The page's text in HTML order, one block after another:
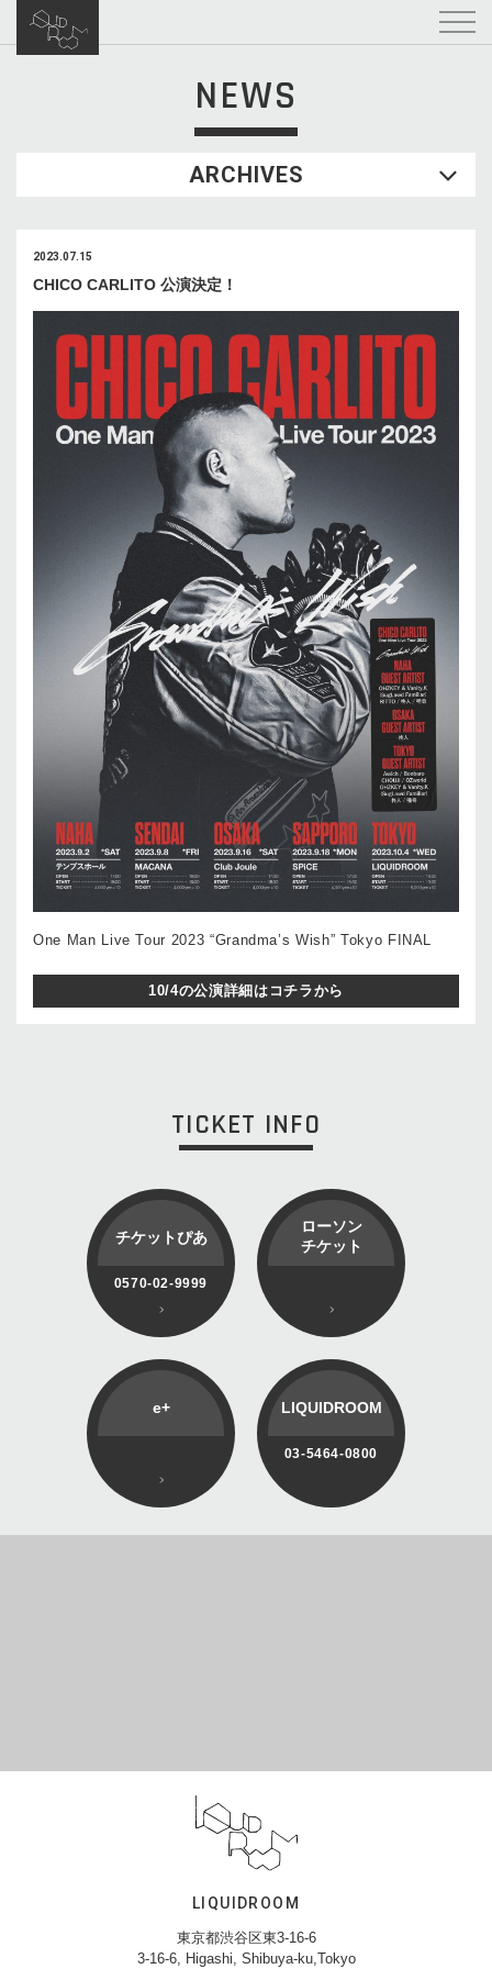
NEWS
ARCHIVES
2023.07.15
CHICO CARLITO 公演決定！
One Man Live Tour 2023 “Grandma’s Wish” Tokyo FINAL
10/4の公演詳細はコチラから
TICKET INFO
チケットぴあ
0570-02-9999
ローソン
チケット
e+ LIQUIDROOM
03-5464-0800
LIQUIDROOM
東京都渋谷区東3-16-6
3-16-6, Higashi, Shibuya-ku,Tokyo